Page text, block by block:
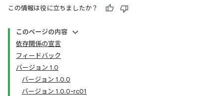
この情報は役に立ちましたか？
このページの内容
依存関係の宣言
フィードバック
バージョン 1.0
バージョン 1.0.0
バージョン 1.0.0-rc01